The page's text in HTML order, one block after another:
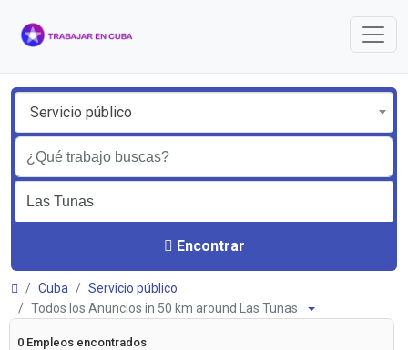
Servicio público
Encontrar
Cuba
Servicio público
Todos los Anuncios in 50 km around Las Tunas
0 Empleos encontrados